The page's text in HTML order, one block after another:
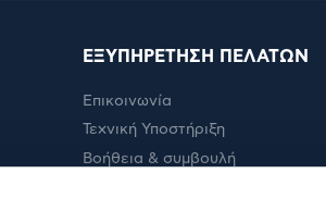
ΕΞΥΠΗΡΕΤΗΣΗ ΠΕΛΑΤΩΝ
Επικοινωνία
Τεχνική Υποστήριξη
Βοήθεια & συμβουλή